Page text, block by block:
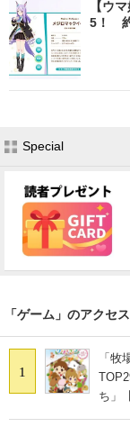
【ウ
5！
Special
「ゲーム」のアクセ
1
「牧
ち」